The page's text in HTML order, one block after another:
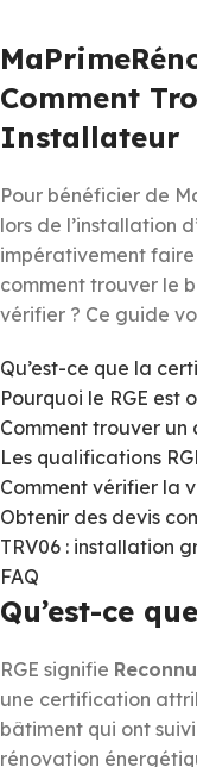
Comment
Installateur
Pour bénéficier de
lors de l’installation
impérativement faire
comment trouver le
vérifier ? Ce guide
Qu’est-ce que la
Pourquoi le RGE est
Comment trouver un
Les qualifications
Comment vérifier la
Obtenir des devis
TRV06 : installation
FAQ
Qu’est-ce
RGE signifie
une certification
bâtiment qui ont
rénovation